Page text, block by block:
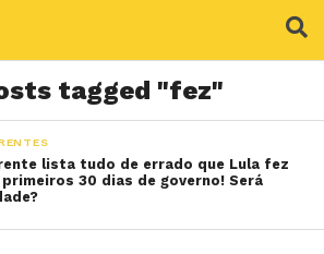
tagged "fez"
lista tudo de errado que Lula fez
primeiros 30 dias de governo! Será